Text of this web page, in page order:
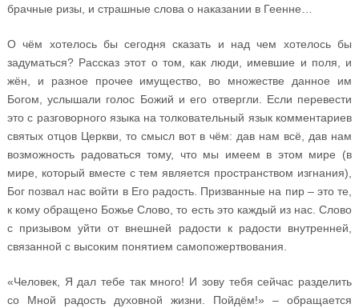
брачные ризы, и страшные слова о наказании в Геенне…
О чём хотелось бы сегодня сказать и над чем хотелось бы
задуматься? Рассказ этот о том, как люди, имевшие и поля, и
жён, и разное прочее имущество, во множестве данное им
Богом, услышали голос Божий и его отвергли. Если перевести
это с разговорного языка на толковательный язык комментариев
святых отцов Церкви, то смысл вот в чём: дав нам всё, дав нам
возможность радоваться тому, что мы имеем в этом мире (в
мире, который вместе с тем является пространством изгнания),
Бог позвал нас войти в Его радость. Призванные на пир – это те,
к кому обращено Божье Слово, то есть это каждый из нас. Слово
с призывом уйти от внешней радости к радости внутренней,
связанной с высоким понятием самопожертвования.
«Человек, Я дал тебе так много! И зову тебя сейчас разделить
со Мной радость духовной жизни. Пойдём!» – обращается